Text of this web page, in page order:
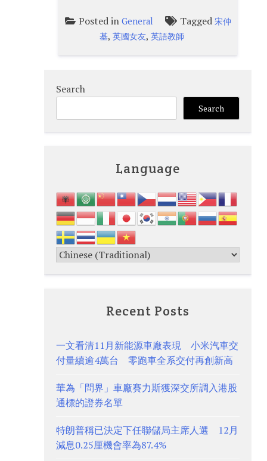
Posted in General Tagged 宋仲
基,英國女友,英語教師
Search
Search
Language
Recent Posts
一文看清11月新能源車廠表現 小米汽車交
付量續逾4萬台 零跑車全系交付再創新高
華為「問界」車廠賽力斯獲深交所調入港股
通標的證券名單
特朗普稱已決定下任聯儲局主席人選 12月
減息0.25厘機會率為87.4%